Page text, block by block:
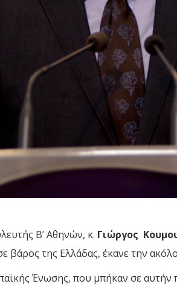
Β’ Αθηνών, κ. Γιώργος
βάρος της Ελλάδας, έκανε την
Ένωσης, που μπήκαν σε